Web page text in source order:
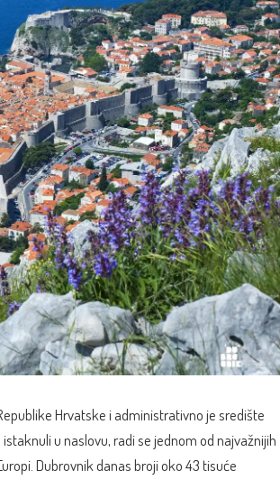
Hrvatske i administrativno je središte
u naslovu, radi se jednom od najvažnijih
Dubrovnik danas broji oko 43 tisuće